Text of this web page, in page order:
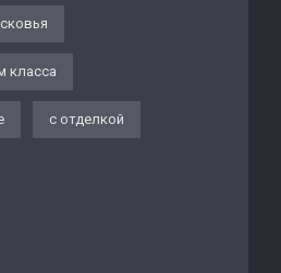
класса
с отделкой